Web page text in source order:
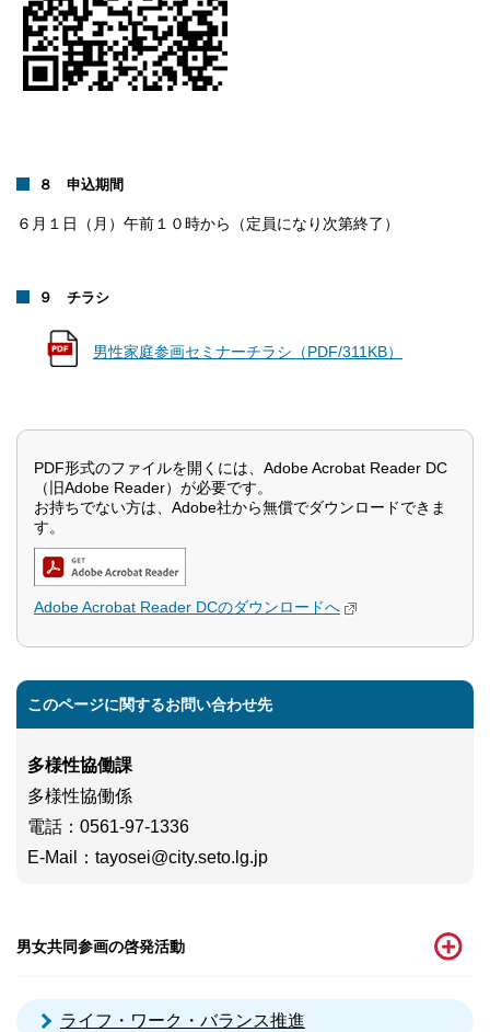
８ 申込期間
６月１日（月）午前１０時から（定員になり次第終了）
９ チラシ
男性家庭参画セミナーチラシ（PDF/311KB）
PDF形式のファイルを開くには、Adobe Acrobat Reader DC
（旧Adobe Reader）が必要です。
お持ちでない方は、Adobe社から無償でダウンロードできま
す。
Adobe Acrobat Reader DCのダウンロードへ
このページに関するお問い合わせ先
多様性協働課
多様性協働係
電話 ：0561-97-1336
E-Mail
： tayosei@city.seto.lg.jp
男女共同参画の啓発活動
ライフ・ワーク・バランス推進